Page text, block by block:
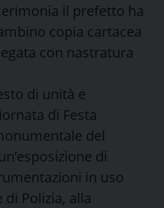
il prefetto ha
copia cartacea
con nastratura
di unità e
di Festa
del
di
in uso
di Polizia, alla